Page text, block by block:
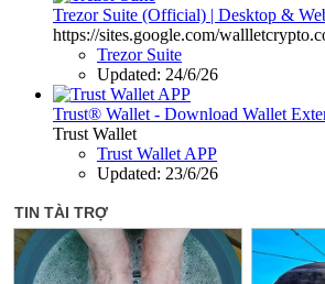
Trezor Suite (Official) | Desktop &
https://sites.google.com/
Trezor Suite
Updated: 24/6/26
Trust® Wallet - Download Wallet
Trust Wallet
Trust Wallet APP
Updated: 23/6/26